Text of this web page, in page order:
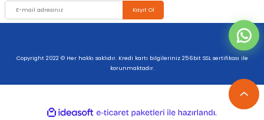
Kayıt Ol
Copyright 2022 © Her hakkı saklıdır. Kredi kartı bilgileriniz 256bit SSL sertifikası ile
korunmaktadır.
ideasoft
e-